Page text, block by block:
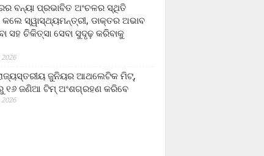
ବନ୍ୟା ପ୍ରଭାବିତ ଅଂଚଳର ସ୍ଥିତି
କଲେ ସ୍ୱାସ୍ଥ୍ୟମନ୍ତ୍ରୀ, ଡାକ୍ତର ଅଭାବ
ସହ ଚିକିତ୍ସା ସେବା ସୁଦୃଢ଼ କରିବାକୁ
ଜୁନିୟର ଆଥଲେଟିକ ମିଟ୍‌,
୧୬ ଜଣିଆ ଟିମ୍ ଅଂଶଗ୍ରହଣ କରିବେ